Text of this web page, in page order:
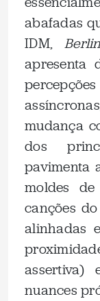
abafadas
IDM,
apresenta
mudança
dos
pavimenta
moldes de
canções
alinhadas
assertiva)
nuances